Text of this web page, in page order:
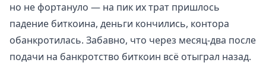
но не фортануло — на пик их трат пришлось
падение биткоина, деньги кончились, контора
обанкротилась. Забавно, что через месяц-два после
подачи на банкротство биткоин всё отыграл назад.